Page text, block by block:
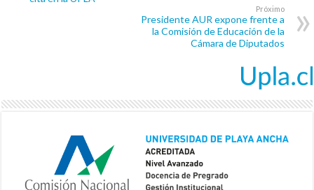
Próximo
Presidente AUR expone frente a
la Comisión de Educación de la
Cámara de Diputados